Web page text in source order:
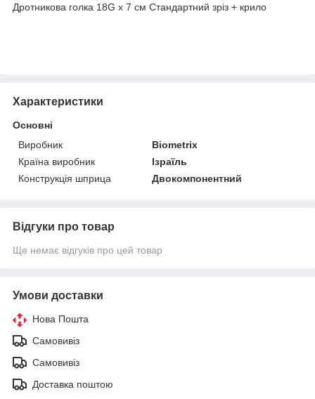
Дротникова голка 18G x 7 см Стандартний зріз + крило
Характеристики
Основні
Виробник
Biometrix
Країна виробник
Ізраїль
Конструкція шприца
Двокомпонентний
Відгуки про товар
Ще немає відгуків про цей товар
Умови доставки
Нова Пошта
Самовивіз
Самовивіз
Доставка поштою